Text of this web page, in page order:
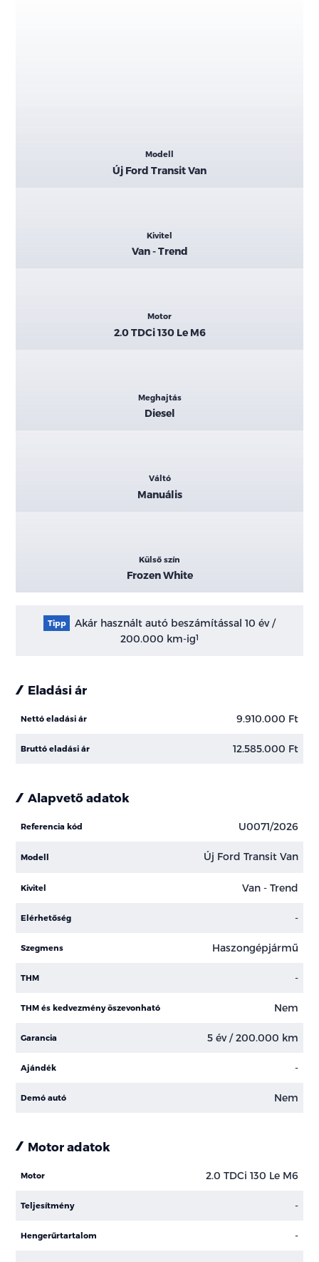
Modell
Új Ford Transit Van
Kivitel
Van - Trend
Motor
2.0 TDCi 130 Le M6
Meghajtás
Diesel
Váltó
Manuális
Külső szín
Frozen White
Tipp
Akár használt autó beszámítással 10 év /
200.000 km-ig1
Eladási ár
Nettó eladási ár 9.910.000 Ft
Bruttó eladási ár 12.585.000 Ft
Alapvető adatok
Referencia kód U0071/2026
Modell Új Ford Transit Van
Kivitel Van - Trend
Elérhetőség -
Szegmens Haszongépjármű
THM -
THM és kedvezmény öszevonható Nem
Garancia 5 év / 200.000 km
Ajándék -
Demó autó Nem
Motor adatok
Motor 2.0 TDCi 130 Le M6
Teljesítmény -
Hengerűrtartalom -